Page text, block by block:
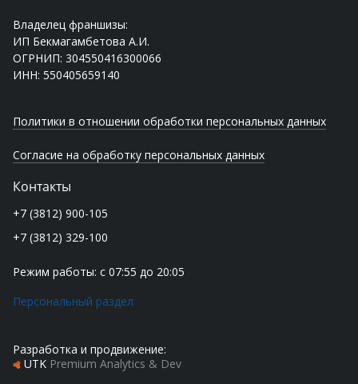
Владелец франшизы:
ИП Бекмагамбетова А.И.
ОГРНИП: 304550416300066
ИНН: 550405659140
Политики в отношении обработки персональных данных
Согласие на обработку персональных данных
Контакты
+7 (3812) 900-105
+7 (3812) 329-100
Режим работы: с 07:55 до 20:05
Персональный раздел
Разработка и продвижение:
UTK Premium Analytics & Dev